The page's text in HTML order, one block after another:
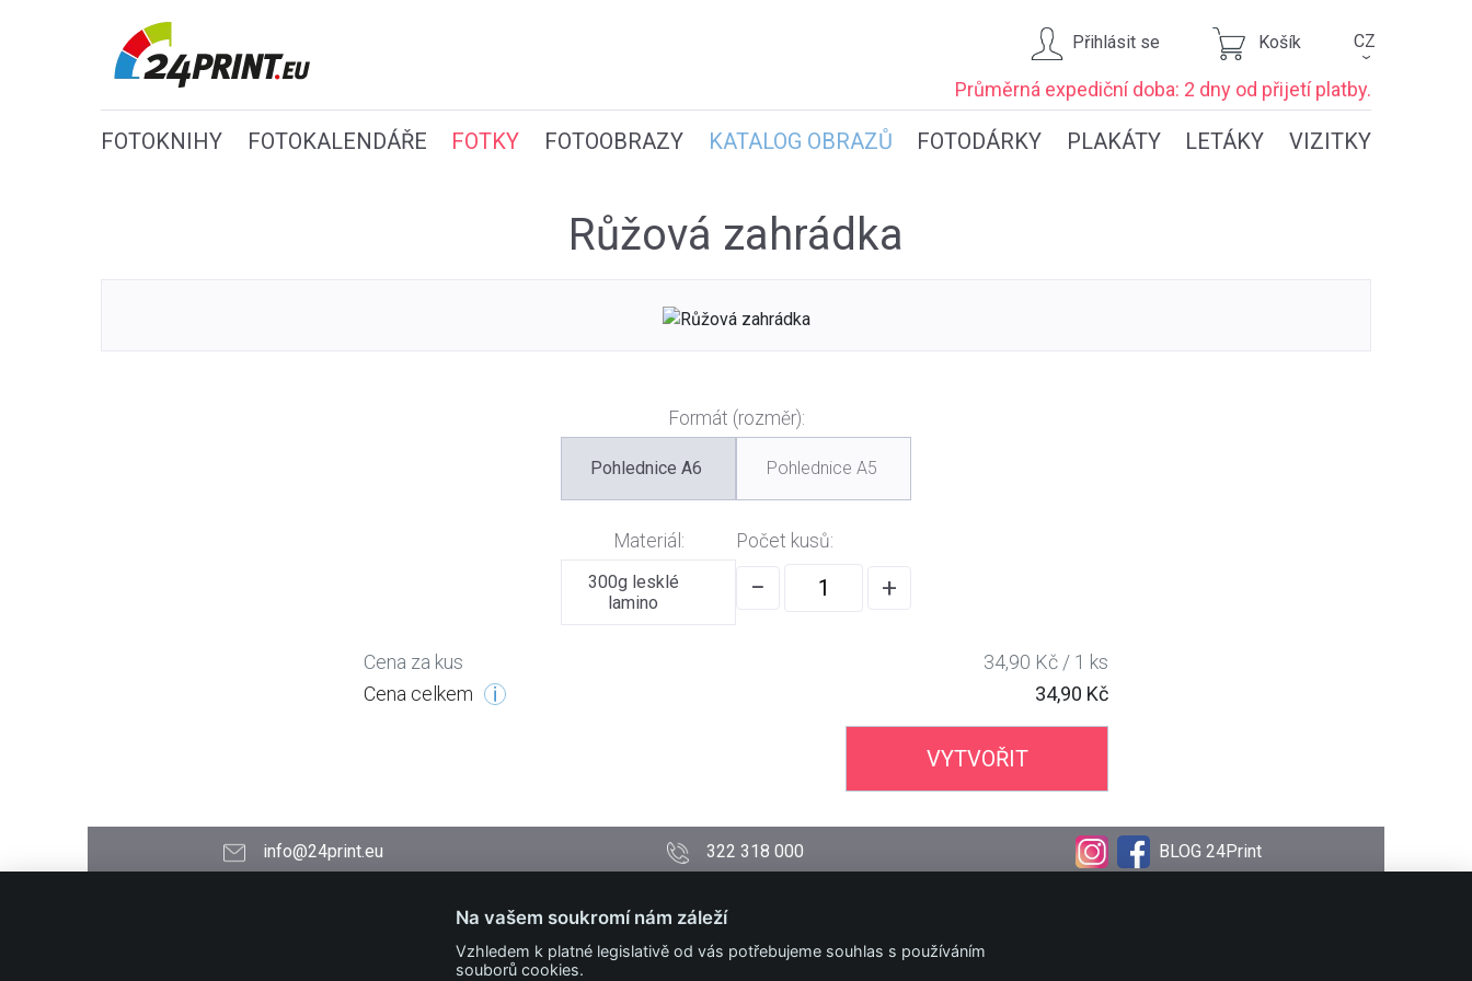
Přihlásit se Košík CZ
›
Průměrná expedičnídoba: 2 dny od přijetí platby.
FOTOKNIHY FOTOKALENDÁŘE FOTKY FOTOOBRAZY KATALOG OBRAZŮ FOTODÁRKY PLAKÁTY LETÁKY VIZITKY
Růžová zahrádka
Formát (rozměr):
Pohlednice A6 Pohlednice A5
Materiál:
300g lesklé
lamino
Počet kusů:
− +
Cena za kus
34,90 Kč / 1 ks
Cena celkem
34,90 Kč
VYTVOŘIT
info@24print.eu 322 318 000 BLOG 24Print
PODMÍNKY
Technické podmínky
Na vašem soukromí nám záleží
Vzhledem k platné legislativě od vás potřebujeme souhlas s používáním
souborů cookies.